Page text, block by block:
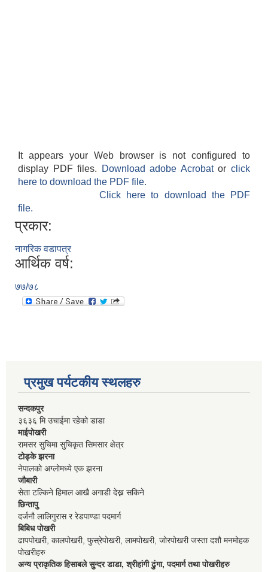
It appears your Web browser is not configured to
display PDF files.
Download adobe Acrobatorclick
here to download the PDF file.
Click here to download the PDF
file.
प्रकार:
नागरिक वडापत्र
आर्थिक वर्ष:
७७/७८
प्रमुख पर्यटकीय स्थलहरु
सन्दकपुर
३६३६ मि उचाईमा रहेको डाडा
माईपोखरी
रामसर सुचिमा सुचिकृत सिमसार क्षेत्र
टोड्के झरना
नेपालको अग्लोमध्ये एक झरना
जौबारी
सेता टल्किने हिमाल आखै अगाडी देख्न सकिने
छिन्तापु
दर्जनौ लालिगुरास र रेडपाण्डा पदमार्ग
बिबिध पोखरी
ढापपोखरी, कालपोखरी, फुस्रेपोखरी, लामपोखरी, जोरपोखरी जस्ता दशौ मनमोहक
पोखरीहरु
अन्य प्राकृतिक हिसाबले सुन्दर डाडा, श्रीहांगी ढुंगा, पदमार्ग तथा पोखरीहरु